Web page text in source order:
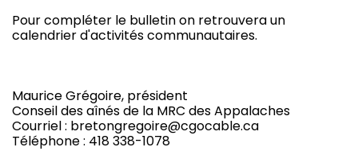
Pour compléter le bulletin on retrouvera un
calendrier d'activités communautaires.
Maurice Grégoire, président
Conseil des aînés de la MRC des Appalaches
Courriel : bretongregoire@cgocable.ca
Téléphone : 418 338-1078